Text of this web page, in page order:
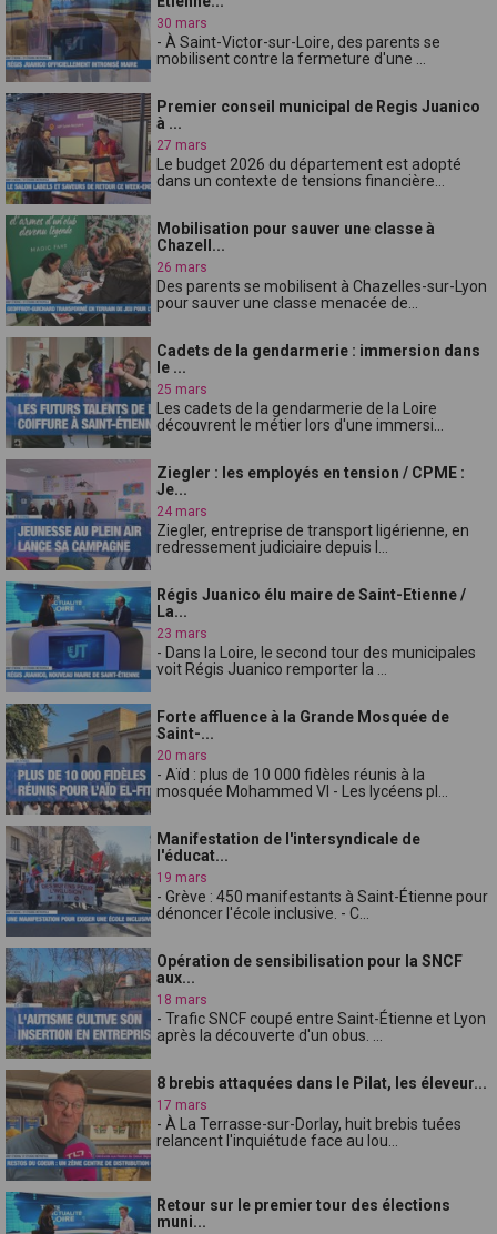
30 mars
- À Saint-Victor-sur-Loire, des parents se
mobilisent contre la fermeture d'une ...
Premier conseil municipal de Regis Juanico
à ...
27 mars
Le budget 2026 du département est adopté
dans un contexte de tensions financière...
Mobilisation pour sauver une classe à
Chazell...
26 mars
Des parents se mobilisent à Chazelles-sur-Lyon
pour sauver une classe menacée de...
Cadets de la gendarmerie : immersion dans
le ...
25 mars
Les cadets de la gendarmerie de la Loire
découvrent le métier lors d'une immersi...
Ziegler : les employés en tension / CPME :
Je...
24 mars
Ziegler, entreprise de transport ligérienne, en
redressement judiciaire depuis l...
Régis Juanico élu maire de Saint-Etienne /
La...
23 mars
- Dans la Loire, le second tour des municipales
voit Régis Juanico remporter la ...
Forte affluence à la Grande Mosquée de
Saint-...
20 mars
- Aïd : plus de 10 000 fidèles réunis à la
mosquée Mohammed VI - Les lycéens pl...
Manifestation de l'intersyndicale de
l'éducat...
19 mars
- Grève : 450 manifestants à Saint-Étienne pour
dénoncer l'école inclusive. - C...
Opération de sensibilisation pour la SNCF
aux...
18 mars
- Trafic SNCF coupé entre Saint-Étienne et Lyon
après la découverte d'un obus. ...
8 brebis attaquées dans le Pilat, les éleveur...
17 mars
- À La Terrasse-sur-Dorlay, huit brebis tuées
relancent l'inquiétude face au lou...
Retour sur le premier tour des élections
muni...